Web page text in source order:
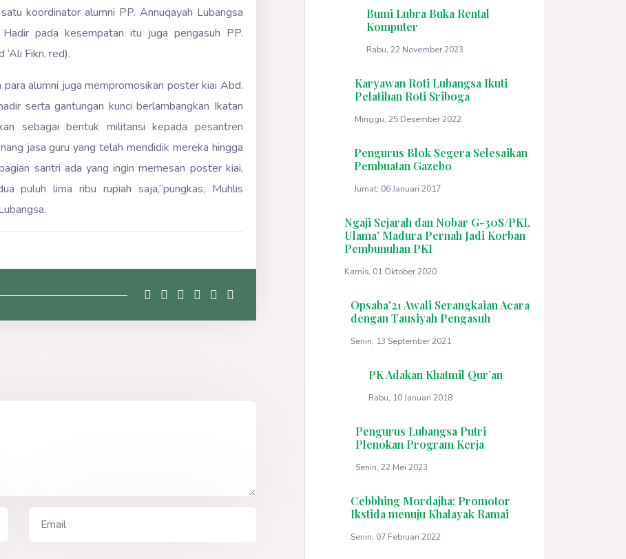
koordinator alumni PP. Annuqayah Lubangsa
pada kesempatan itu juga pengasuh PP.
Fikri, red).
alumni juga mempromosikan poster kiai Abd.
serta gantungan kunci berlambangkan Ikatan
sebagai bentuk militansi kepada pesantren
jasa guru yang telah mendidik mereka hingga
santri ada yang ingin memesan poster kiai,
puluh lima ribu rupiah saja,”pungkas, Muhlis
Bumi Lubra Buka Rental
Komputer
Rabu, 22 November 2023
Karyawan Roti Lubangsa Ikuti
Pelatihan Roti Sriboga
Minggu, 25 Desember 2022
Pengurus Blok Segera Selesaikan
Pembuatan Gazebo
Jumat, 06 Januari 2017
Ngaji Sejarah dan Nobar G-30S/PKI,
Ulama’ Madura Pernah Jadi Korban
Pembunuhan PKI
Kamis, 01 Oktober 2020
Opsaba'21 Awali Serangkaian Acara
dengan Tausiyah Pengasuh
Senin, 13 September 2021
PK Adakan Khatmil Qur’an
Rabu, 10 Januari 2018
Pengurus Lubangsa Putri
Plenokan Program Kerja
Senin, 22 Mei 2023
Cebbhing Mordajha: Promotor
Ikstida menuju Khalayak Ramai
Senin, 07 Februari 2022